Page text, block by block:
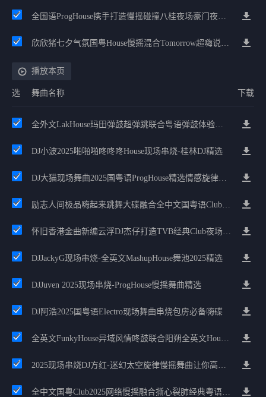
全国语ProgHouse携手打造慢摇碰撞八桂夜场豪门夜宴气氛小串
欣欣猪七夕气氛国粤House慢摇混合Tomorrow超嗨说唱英文House气氛
播放本页
选 舞曲名称 下载
全外文LakHouse玛田弹鼓超弹跳联合粤语弹鼓体验经典Prog慢摇车载
DJ小波2025啪啪啪咚咚咚House现场串烧-桂林DJ精选
DJ大猫现场舞曲2025国粤语ProgHouse精选情感旋律电音串烧
励志人间极品嗨起来跳舞大碟融合全中文国粤语Club平凡的路疗伤
怀旧香港金曲新编云浮DJ杰仔打造TVB经典Club夜场串烧
DJJackyG现场串烧-全英文MashupHouse舞池2025精选
DJJuven 2025现场串烧-ProgHouse慢摇舞曲精选
DJ阿浩2025国粤语Electro现场舞曲串烧包房必备嗨碟
全英文FunkyHouse异域风情咚鼓联合阳朔全英文House高档次慢嗨
2025现场串烧DJ方红-迷幻太空旋律慢摇舞曲让你高潮迭起
全中文国粤Club2025网络慢摇融合撕心裂肺经典粤语Electro安徒华演绎